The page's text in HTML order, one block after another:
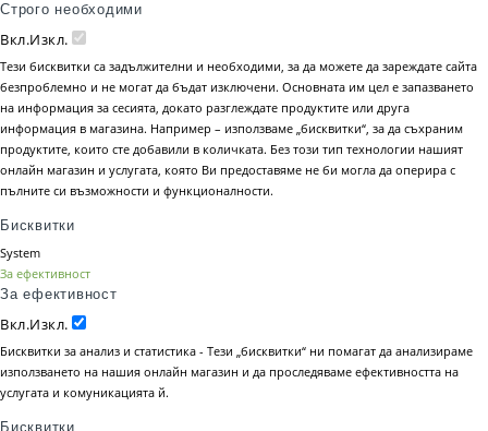
Строго необходими
Вкл.Изкл.
Тези бисквитки са задължителни и необходими, за да можете да зареждате сайта
безпроблемно и не могат да бъдат изключени. Основната им цел е запазването
на информация за сесията, докато разглеждате продуктите или друга
информация в магазина. Например – използваме „бисквитки“, за да съхраним
продуктите, които сте добавили в количката. Без този тип технологии нашият
онлайн магазин и услугата, която Ви предоставяме не би могла да оперира с
пълните си възможности и функционалности.
Бисквитки
System
За ефективност
За ефективност
Вкл.Изкл.
Бисквитки за анализ и статистика - Тези „бисквитки“ ни помагат да анализираме
използването на нашия онлайн магазин и да проследяваме ефективността на
услугата и комуникацията й.
Бисквитки